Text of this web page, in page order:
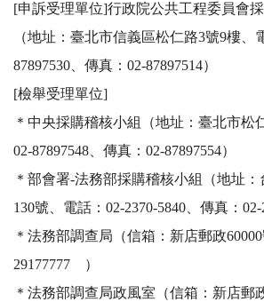
[申訴受理單位]行政院公共工程委員會
（地址：臺北市信義區松仁路3號9樓、
87897530、傳真：02-87897514）
[檢舉受理單位]
＊中央採購稽核小組（地址：臺北市松
02-87897548、傳真：02-87897554）
＊部會署-法務部採購稽核小組（地址
130號、電話：02-2370-5840、傳真：02-
＊法務部調查局（信箱：新店郵政
29177777　）
＊法務部調查局政風室（信箱：新店郵